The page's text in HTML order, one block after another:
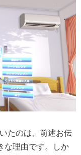
たのは、前述お伝
な理由です。しか